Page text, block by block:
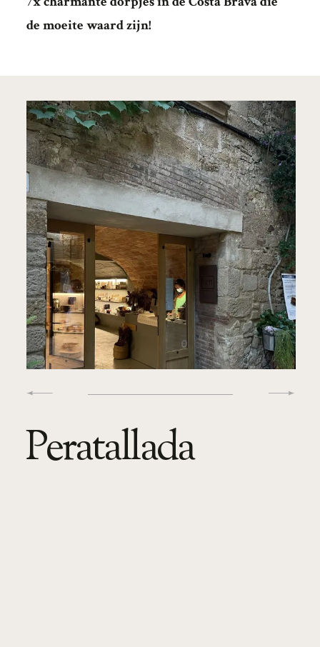
de moeite waard zijn!
Peratallada